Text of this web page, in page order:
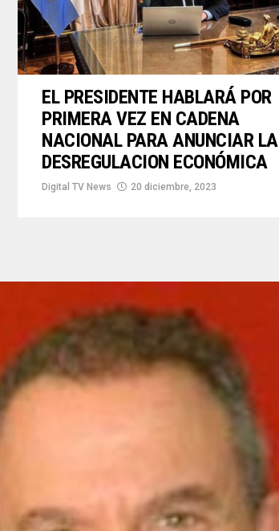
EL PRESIDENTE HABLARÁ POR
PRIMERA VEZ EN CADENA
NACIONAL PARA ANUNCIAR LA
DESREGULACION ECONÓMICA
Digital TV News 20 diciembre, 2023